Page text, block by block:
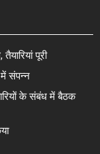
पूरी
संपन्न
के संबंध में बैठक